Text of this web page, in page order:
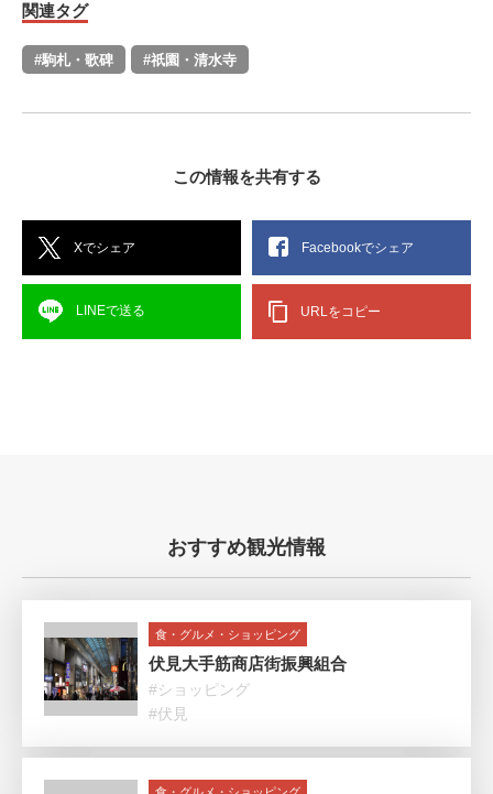
関連タグ
#駒札・歌碑 #祇園・清水寺
この情報を共有する
Xでシェア Facebookでシェア
LINEで送る URLをコピー
おすすめ観光情報
食・グルメ・ショッピング
伏見大手筋商店街振興組合
#ショッピング
#伏見